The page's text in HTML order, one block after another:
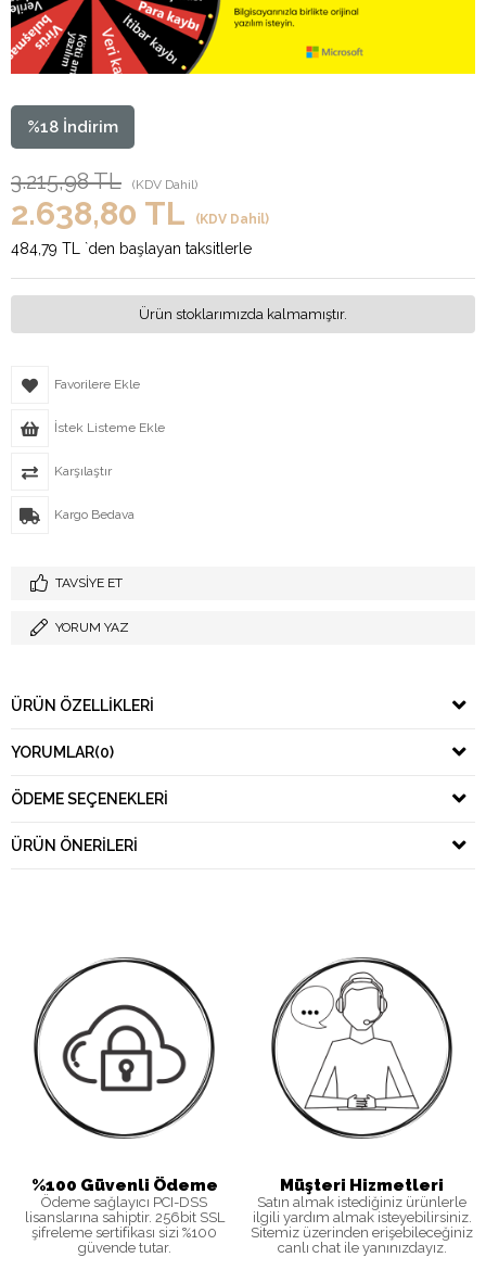
%18 İndirim
3.215,98 TL (KDV Dahil)
2.638,80 TL (KDV Dahil)
484,79 TL `den başlayan taksitlerle
Ürün stoklarımızda kalmamıştır.
Favorilere Ekle
İstek Listeme Ekle
Karşılaştır
Kargo Bedava
TAVSIYE ET
YORUM YAZ
ÜRÜN ÖZELLIKLERI
YORUMLAR(0)
ÖDEME SEÇENEKLERI
ÜRÜN ÖNERILERI
%100 Güvenli Ödeme
Ödeme sağlayıcı PCI-DSS
lisanslarına sahiptir. 256bit SSL
şifreleme sertifikası sizi %100
güvende tutar.
Müşteri Hizmetleri
Satın almak istediğiniz ürünlerle
ilgili yardım almak isteyebilirsiniz.
Sitemiz üzerinden erişebileceğiniz
canlı chat ile yanınızdayız.